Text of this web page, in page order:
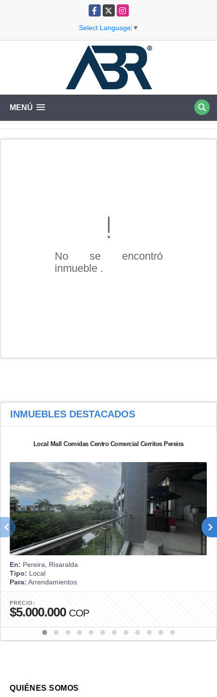
Facebook
X Instagram
Select Language ▼
MENÚ
No se encontró
inmueble .
INMUEBLES DESTACADOS
Local Mall Comidas Centro Comercial Cerritos Pereira
En: Pereira, Risaralda
Tipo: Local
Para: Arrendamientos
PRECIO:
$5.000.000 COP
QUIÉNES SOMOS